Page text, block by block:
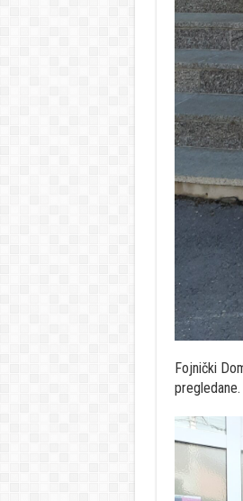
Fojnički
pregledane.